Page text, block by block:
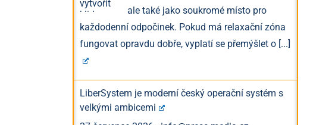
ale také jako soukromé místo pro
každodenní odpočinek. Pokud má relaxační zóna
fungovat opravdu dobře, vyplatí se přemýšlet o [...]
LiberSystem je moderní český operační systém s
velkými ambicemi